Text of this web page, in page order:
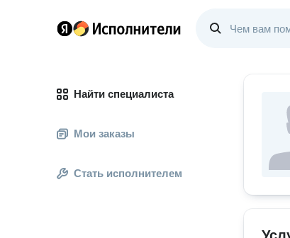
Найти специалиста
Мои заказы
Стать исполнителем